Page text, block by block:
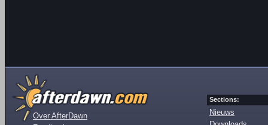
Over AfterDawn
Sections:
Nieuws